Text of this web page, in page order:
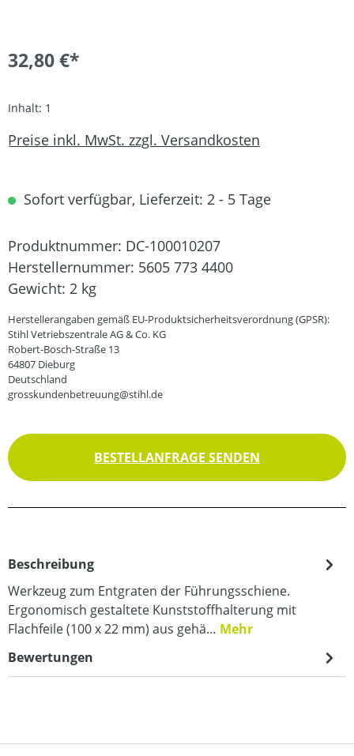
32,80 €*
Inhalt: 1
Preise inkl. MwSt. zzgl. Versandkosten
Sofort verfügbar, Lieferzeit: 2 - 5 Tage
Produktnummer: DC-100010207
Herstellernummer: 5605 773 4400
Gewicht: 2 kg
Herstellerangaben gemäß EU-Produktsicherheitsverordnung (GPSR):
Stihl Vetriebszentrale AG & Co. KG
Robert-Bosch-Straße 13
64807 Dieburg
Deutschland
grosskundenbetreuung@stihl.de
BESTELLANFRAGE SENDEN
Beschreibung
Werkzeug zum Entgraten der Führungsschiene.
Ergonomisch gestaltete Kunststoffhalterung mit
Flachfeile (100 x 22 mm) aus gehä… Mehr
Bewertungen